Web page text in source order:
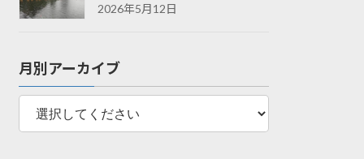
2026年5月12日
月別アーカイブ